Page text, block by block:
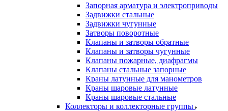
Запорная арматура и электроприводы
Задвижки стальные
Задвижки чугунные
Затворы поворотные
Клапаны и затворы обратные
Клапаны и затворы чугунные
Клапаны пожарные, диафрагмы
Клапаны стальные запорные
Краны латунные для манометров
Краны шаровые латунные
Краны шаровые стальные
Коллекторы и коллекторные группы